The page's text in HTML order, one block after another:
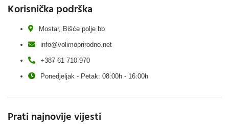
Korisnička podrška
Mostar, Bišće polje bb
info@volimoprirodno.net
+387 61 710 970
Ponedjeljak - Petak: 08:00h - 16:00h
Prati najnovije vijesti